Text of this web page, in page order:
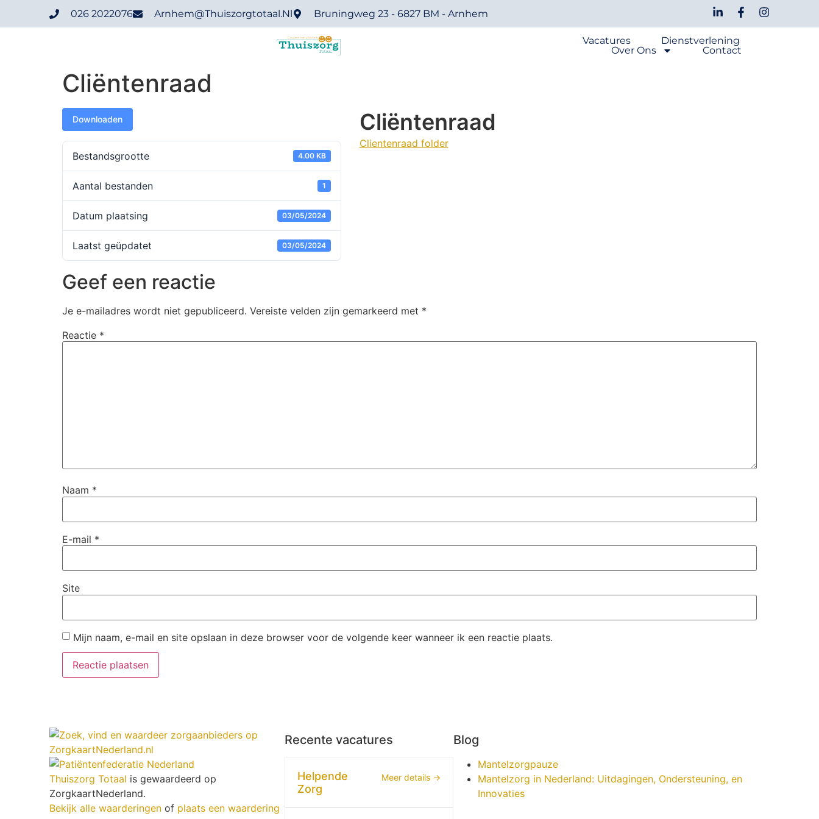
026 2022076 Arnhem@thuiszorgtotaal.nl Bruningweg 23 - 6827 BM - Arnhem
Vacatures
Dienstverlening
Over Ons
Contact
Cliëntenraad
Downloaden
Bestandsgrootte 4.00 KB
Aantal bestanden 1
Datum plaatsing 03/05/2024
Laatst geüpdatet 03/05/2024
Cliëntenraad
Clientenraad folder
Geef een reactie
Je e-mailadres wordt niet gepubliceerd. Vereiste velden zijn gemarkeerd met *
Reactie *
Naam *
E-mail *
Site
Mijn naam, e-mail en site opslaan in deze browser voor de volgende keer wanneer ik een reactie plaats.
Thuiszorg Totaal is gewaardeerd op
ZorgkaartNederland.
Bekijk alle waarderingenof plaats een waardering
Recente vacatures
Helpende
Zorg
Meer details
Blog
Mantelzorgpauze
Mantelzorg in Nederland: Uitdagingen, Ondersteuning, en
Innovaties